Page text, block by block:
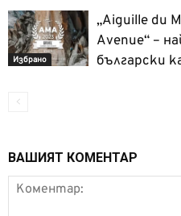
Избрано
„Aiguille du
Avenue“ –
български
ВАШИЯТ КОМЕНТАР